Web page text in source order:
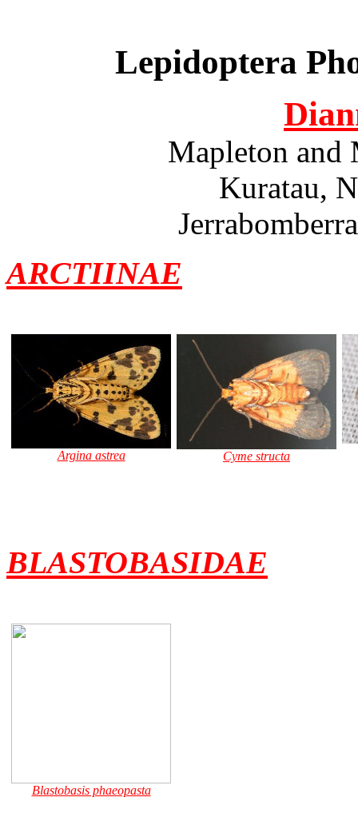
Lepidoptera
Mapleton and
Kuratau,
ARCTIINAE
Argina astrea Cyme structa
BLASTOBASIDAE
Blastobasis phaeopasta